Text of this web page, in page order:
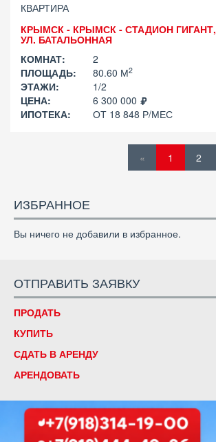
КВАРТИРА
КРЫМСК - КРЫМСК - СТАДИОН ГИГАНТ,
УЛ. БАТАЛЬОННАЯ
КОМНАТ:
2
ПЛОЩАДЬ:
80.60 М2
ЭТАЖИ:
1/2
ЦЕНА:
6 300 000
ИПОТЕКА:
ОТ 18 848 Р/МЕС
« 1 2
ИЗБРАННОЕ
Вы ничего не добавили в избранное.
ОТПРАВИТЬ ЗАЯВКУ
ПРОДАТЬ
КУПИТЬ
СДАТЬ В АРЕНДУ
АРЕНДОВАТЬ